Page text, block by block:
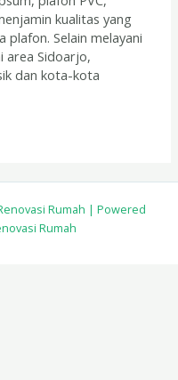
kualitas yang
plafon. Selain melayani
area Sidoarjo,
dan kota-kota
Rumah | Powered
Rumah